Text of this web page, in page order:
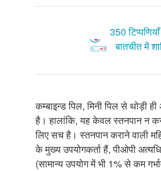
350 टिप्पणियाँ
बातचीत में
कम्बाइन्ड पिल, मिनी पिल से थोड़ी
है। हालांकि, यह केवल स्तनपान न
लिए सच है। स्तनपान कराने वाली
के मुख्य उपयोगकर्ता हैं, पीओपी
(सामान्य उपयोग में भी 1% से कम